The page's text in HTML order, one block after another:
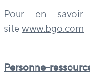
Pour en
site www.bgo.com
Personne-